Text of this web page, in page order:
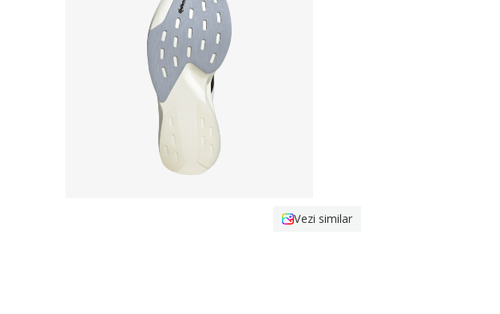
Vezi similar